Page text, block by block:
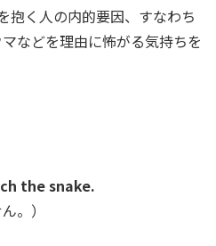
抱く人の内的要因、すなわち
などを理由に怖がる気持ちを
the snake.
。）